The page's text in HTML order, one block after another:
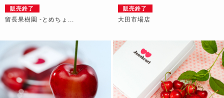
販売終了
留長果樹園 -とめちょ...
販売終了
大田市場店